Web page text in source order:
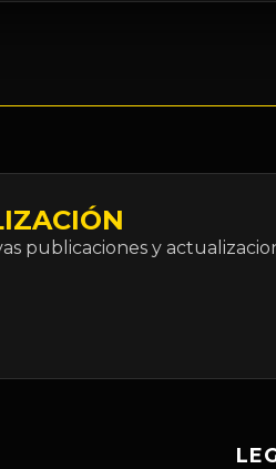
publicaciones y